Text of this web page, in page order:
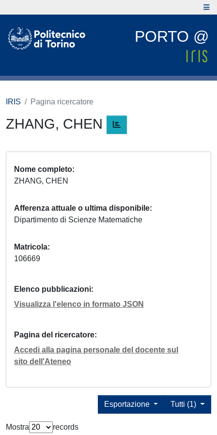
PORTO @
IRIS Pagina ricercatore
ZHANG, CHEN
Nome completo
ZHANG, CHEN
Afferenza attuale o ultima disponibile
Dipartimento di Scienze Matematiche
Matricola
106669
Elenco pubblicazioni
Visualizza l'elenco in formato JSON
Pagina del ricercatore
Accedi alla pagina personale del docente sul
sito dell'Ateneo
Tutti (1)
Esportazione
Mostra
records